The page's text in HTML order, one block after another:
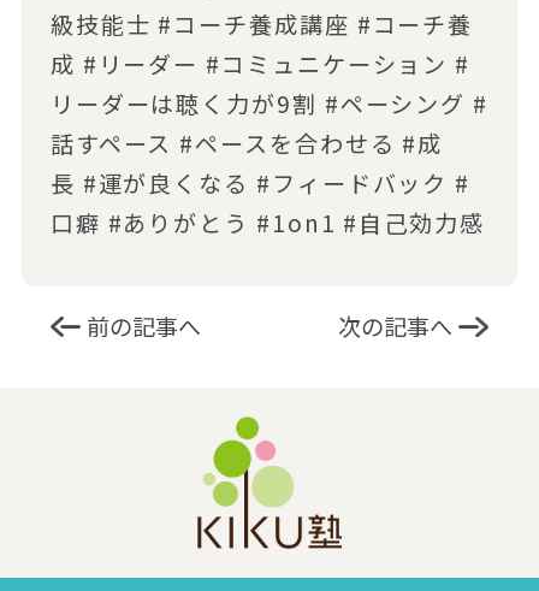
級技能士 #コーチ養成講座 #コーチ養
成 #リーダー #コミュニケーション #
リーダーは聴く力が9割 #ペーシング #
話すペース #ペースを合わせる #成
長 #運が良くなる #フィードバック #
口癖 #ありがとう #1on1 #自己効力感
前の記事へ 次の記事へ